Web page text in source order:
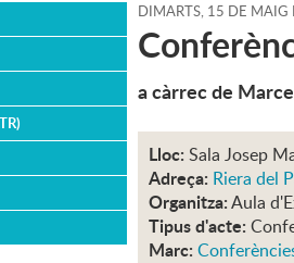
DIMARTS, 15 DE MAIG
a càrrec de
Lloc: Sala Josep
Adreça: Riera del
Organitza:Aula
Tipus d'acte:
Marc: